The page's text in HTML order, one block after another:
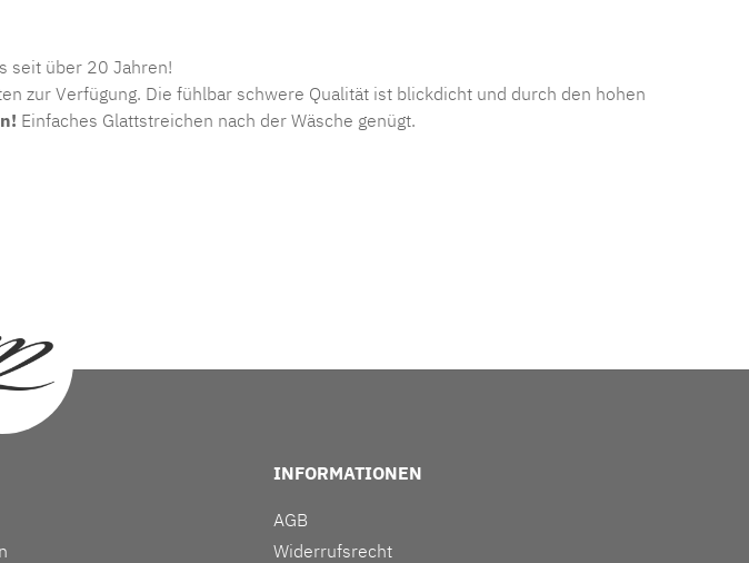
seit über 20 Jahren!
zur Verfügung. Die fühlbar schwere Qualität ist blickdicht und durch den hohen
Einfaches Glattstreichen nach der Wäsche genügt.
INFORMATIONEN
AGB
Widerrufsrecht